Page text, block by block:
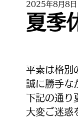
夏季
2025年8月8日
平素は格別
誠に勝手な
下記の通り
大変ご迷惑